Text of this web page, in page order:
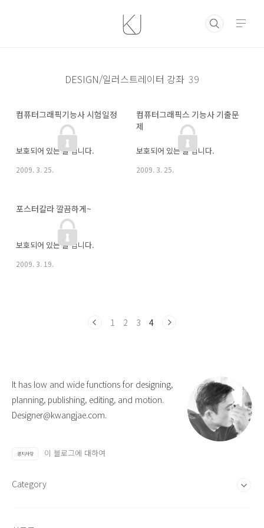
DESIGN/일러스트레이터 강좌 39
컴퓨터그래픽기능사 시험일정
보호되어 있는 글 입니다.
2009. 3. 25.
컴퓨터그래픽스 기능사 기출문
제
보호되어 있는 글 입니다.
2009. 3. 25.
포스터칼라 깔끔하게~
보호되어 있는 글 입니다.
2009. 3. 19.
1 2 3 4
It has low and wide functions for designing,
planning, publishing, editing, and motion.
Designer@kwangjae.com.
공지사항 이 블로그에 대하여
Category